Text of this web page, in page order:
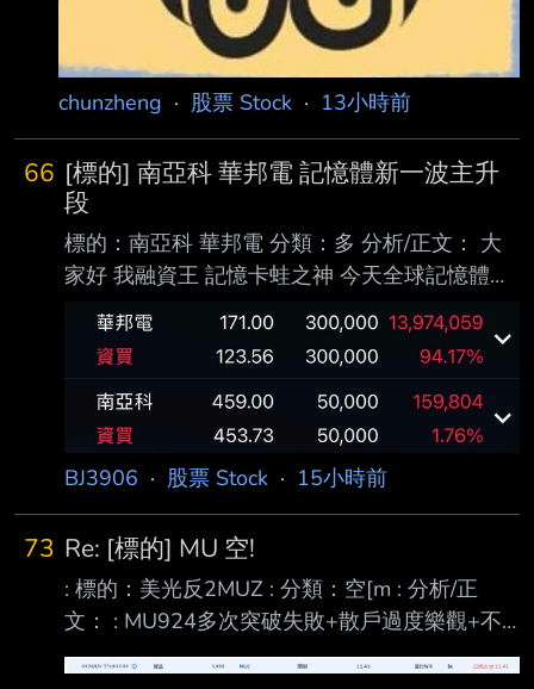
chunzheng · 股票 Stock · 13小時前
66 [標的] 南亞科 華邦電 記憶體新一波主升
段
標的：南亞科 華邦電 分類：多 分析/正文： 大
家好 我融資王 記憶卡蛙之神 今天全球記憶體大
跌 台股不跌 很明顯有人知道今晚美股記憶體大
反攻 閃迪盤前暴跌都是假的 記憶體暴力V轉 新
一波主升段開始 圖：上週四抄底華邦電 今天進
場南亞科 https://files.catbox.moe/hr1li8.png 進
退場機制： 短波30%停利 長波50%停利 不可能
再跌 沒有停損空間 ----- Sent from PttX on my
https://files.
BJ3906 · 股票 Stock · 15小時前
73 Re: [標的] MU 空!
: 標的：美光反2MUZ : 分類：空[m : 分析/正
文： : MU924多次突破失敗+散戶過度樂觀+不
認為已經突破下降趨勢 :